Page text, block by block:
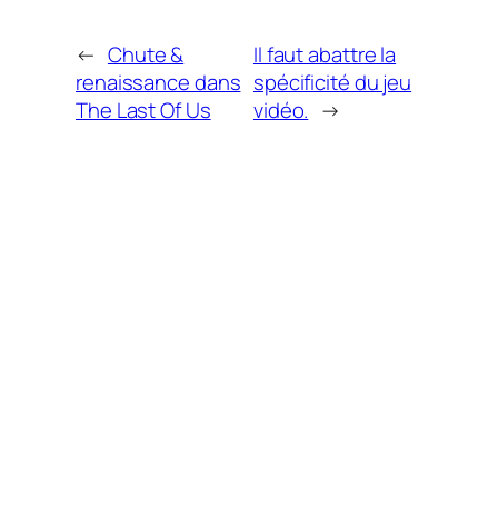
← Chute &
renaissance dans
The Last Of Us
Il faut abattre la
spécificité du jeu
vidéo. →